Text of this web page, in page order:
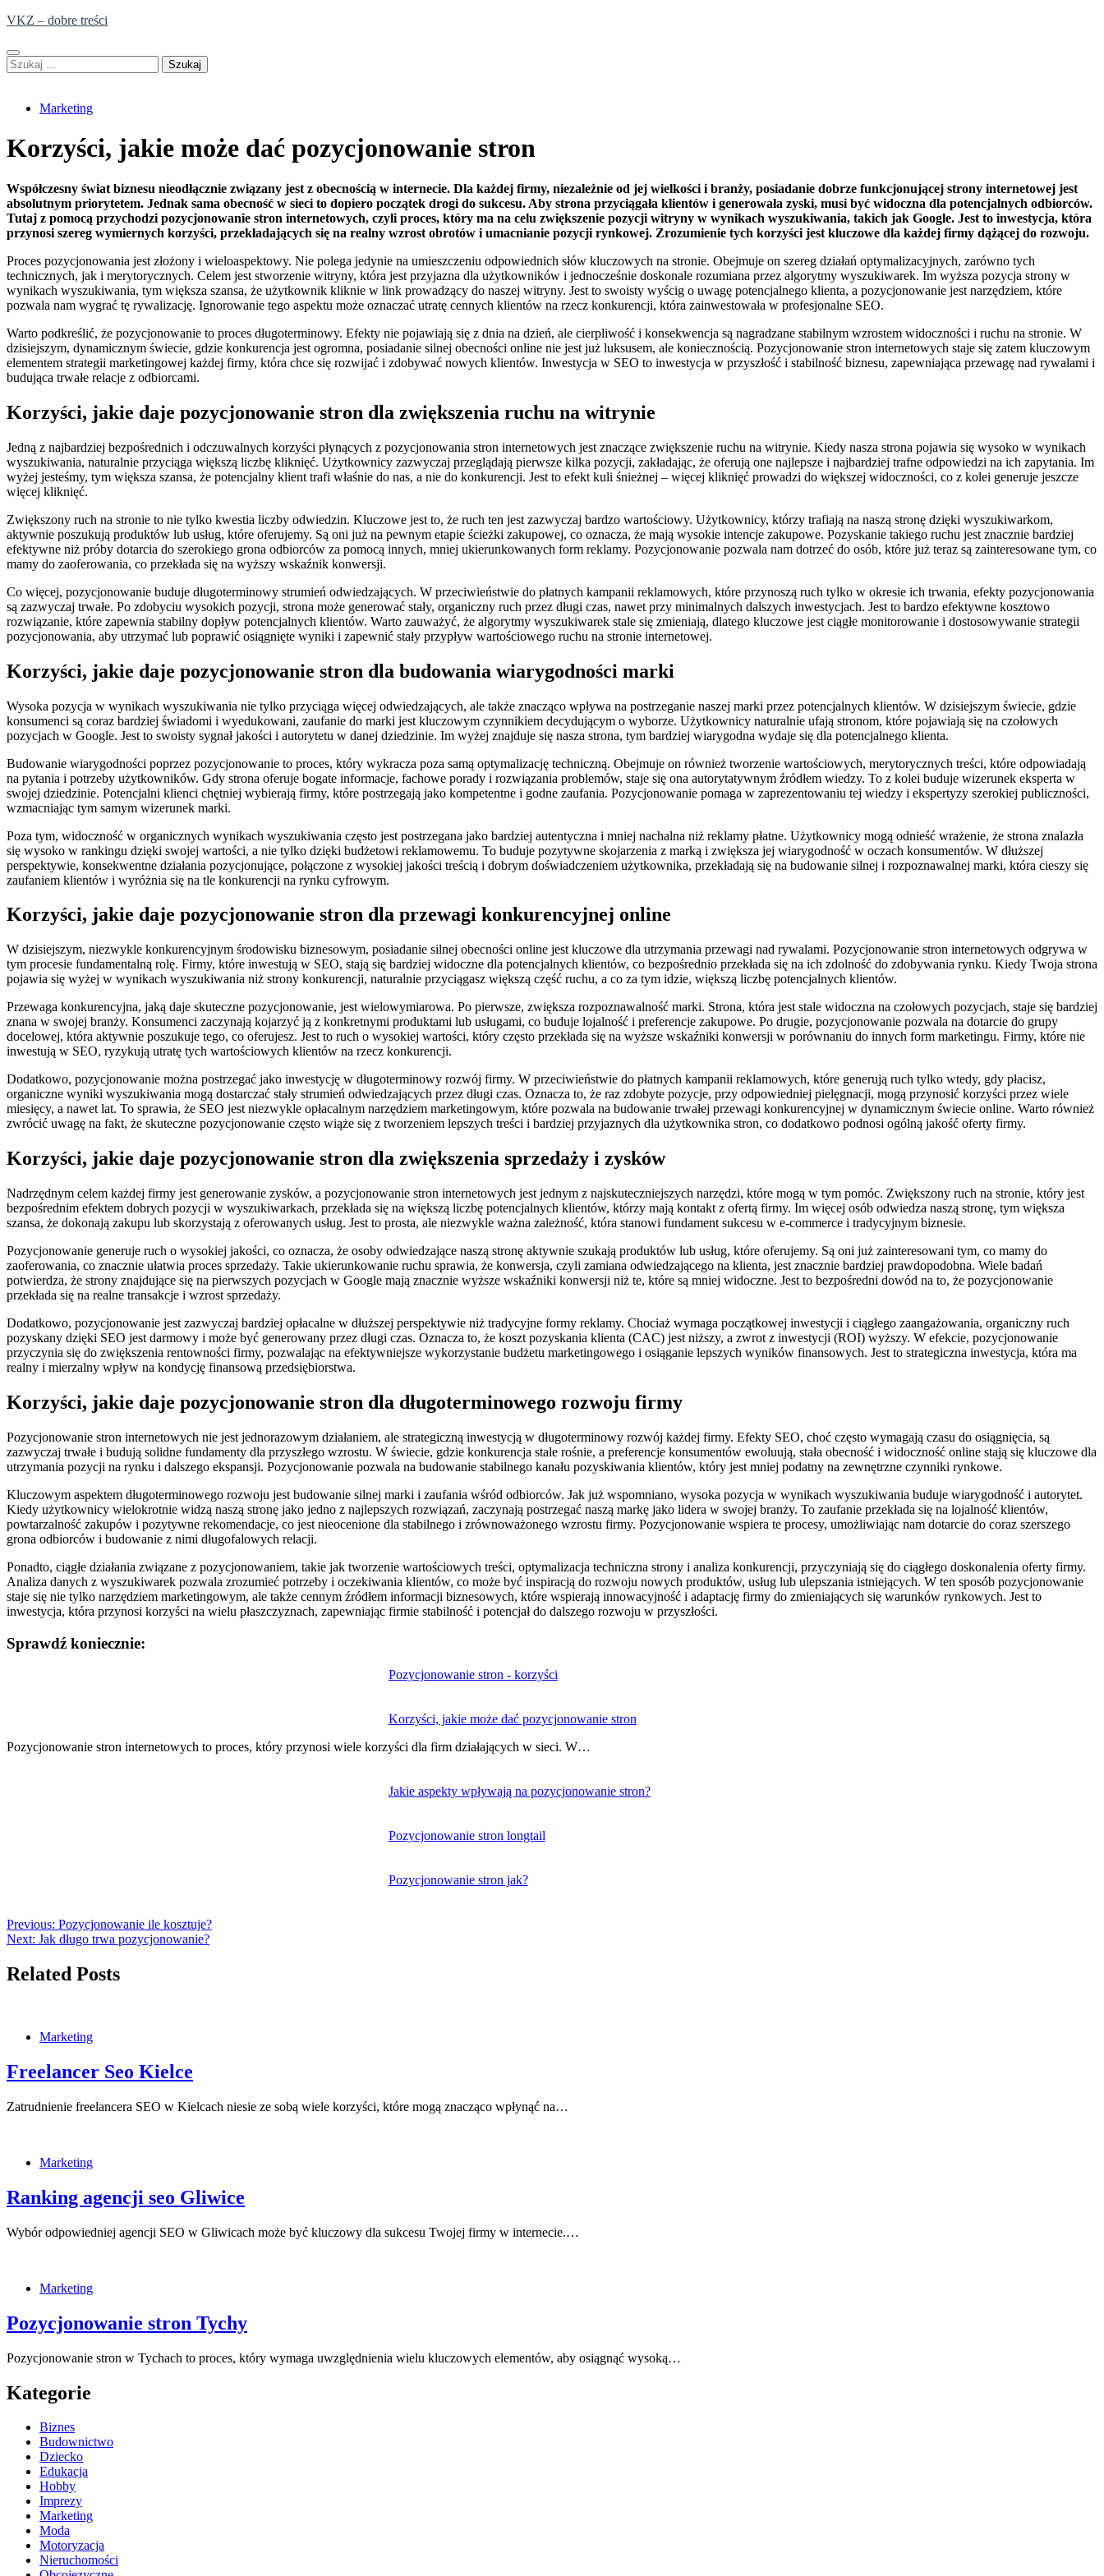
Skip
content
VKZ – dobre treści
Szukaj:
Marketing
Korzyści, jakie może dać pozycjonowanie stron
Współczesny świat biznesu nieodłącznie związany jest z obecnością w internecie. Dla każdej firmy, niezależnie od jej wielkości i branży, posiadanie dobrze funkcjonującej strony internetowej jest
absolutnym priorytetem. Jednak sama obecność w sieci to dopiero początek drogi do sukcesu. Aby strona przyciągała klientów i generowała zyski, musi być widoczna dla potencjalnych odbiorców.
Tutaj z pomocą przychodzi pozycjonowanie stron internetowych, czyli proces, który ma na celu zwiększenie pozycji witryny w wynikach wyszukiwania, takich jak Google. Jest to inwestycja, która
przynosi szereg wymiernych korzyści, przekładających się na realny wzrost obrotów i umacnianie pozycji rynkowej. Zrozumienie tych korzyści jest kluczowe dla każdej firmy dążącej do rozwoju.
Proces pozycjonowania jest złożony i wieloaspektowy. Nie polega jedynie na umieszczeniu odpowiednich słów kluczowych na stronie. Obejmuje on szereg działań optymalizacyjnych, zarówno tych
technicznych, jak i merytorycznych. Celem jest stworzenie witryny, która jest przyjazna dla użytkowników i jednocześnie doskonale rozumiana przez algorytmy wyszukiwarek. Im wyższa pozycja strony w
wynikach wyszukiwania, tym większa szansa, że użytkownik kliknie w link prowadzący do naszej witryny. Jest to swoisty wyścig o uwagę potencjalnego klienta, a pozycjonowanie jest narzędziem, które
pozwala nam wygrać tę rywalizację. Ignorowanie tego aspektu może oznaczać utratę cennych klientów na rzecz konkurencji, która zainwestowała w profesjonalne SEO.
Warto podkreślić, że pozycjonowanie to proces długoterminowy. Efekty nie pojawiają się z dnia na dzień, ale cierpliwość i konsekwencja są nagradzane stabilnym wzrostem widoczności i ruchu na stronie. W
dzisiejszym, dynamicznym świecie, gdzie konkurencja jest ogromna, posiadanie silnej obecności online nie jest już luksusem, ale koniecznością. Pozycjonowanie stron internetowych staje się zatem kluczowym
elementem strategii marketingowej każdej firmy, która chce się rozwijać i zdobywać nowych klientów. Inwestycja w SEO to inwestycja w przyszłość i stabilność biznesu, zapewniająca przewagę nad rywalami i
budująca trwałe relacje z odbiorcami.
Korzyści, jakie daje pozycjonowanie stron dla zwiększenia ruchu na witrynie
Jedną z najbardziej bezpośrednich i odczuwalnych korzyści płynących z pozycjonowania stron internetowych jest znaczące zwiększenie ruchu na witrynie. Kiedy nasza strona pojawia się wysoko w wynikach
wyszukiwania, naturalnie przyciąga większą liczbę kliknięć. Użytkownicy zazwyczaj przeglądają pierwsze kilka pozycji, zakładając, że oferują one najlepsze i najbardziej trafne odpowiedzi na ich zapytania. Im
wyżej jesteśmy, tym większa szansa, że potencjalny klient trafi właśnie do nas, a nie do konkurencji. Jest to efekt kuli śnieżnej – więcej kliknięć prowadzi do większej widoczności, co z kolei generuje jeszcze
więcej kliknięć.
Zwiększony ruch na stronie to nie tylko kwestia liczby odwiedzin. Kluczowe jest to, że ruch ten jest zazwyczaj bardzo wartościowy. Użytkownicy, którzy trafiają na naszą stronę dzięki wyszukiwarkom,
aktywnie poszukują produktów lub usług, które oferujemy. Są oni już na pewnym etapie ścieżki zakupowej, co oznacza, że mają wysokie intencje zakupowe. Pozyskanie takiego ruchu jest znacznie bardziej
efektywne niż próby dotarcia do szerokiego grona odbiorców za pomocą innych, mniej ukierunkowanych form reklamy. Pozycjonowanie pozwala nam dotrzeć do osób, które już teraz są zainteresowane tym, co
mamy do zaoferowania, co przekłada się na wyższy wskaźnik konwersji.
Co więcej, pozycjonowanie buduje długoterminowy strumień odwiedzających. W przeciwieństwie do płatnych kampanii reklamowych, które przynoszą ruch tylko w okresie ich trwania, efekty pozycjonowania
są zazwyczaj trwałe. Po zdobyciu wysokich pozycji, strona może generować stały, organiczny ruch przez długi czas, nawet przy minimalnych dalszych inwestycjach. Jest to bardzo efektywne kosztowo
rozwiązanie, które zapewnia stabilny dopływ potencjalnych klientów. Warto zauważyć, że algorytmy wyszukiwarek stale się zmieniają, dlatego kluczowe jest ciągłe monitorowanie i dostosowywanie strategii
pozycjonowania, aby utrzymać lub poprawić osiągnięte wyniki i zapewnić stały przypływ wartościowego ruchu na stronie internetowej.
Korzyści, jakie daje pozycjonowanie stron dla budowania wiarygodności marki
Wysoka pozycja w wynikach wyszukiwania nie tylko przyciąga więcej odwiedzających, ale także znacząco wpływa na postrzeganie naszej marki przez potencjalnych klientów. W dzisiejszym świecie, gdzie
konsumenci są coraz bardziej świadomi i wyedukowani, zaufanie do marki jest kluczowym czynnikiem decydującym o wyborze. Użytkownicy naturalnie ufają stronom, które pojawiają się na czołowych
pozycjach w Google. Jest to swoisty sygnał jakości i autorytetu w danej dziedzinie. Im wyżej znajduje się nasza strona, tym bardziej wiarygodna wydaje się dla potencjalnego klienta.
Budowanie wiarygodności poprzez pozycjonowanie to proces, który wykracza poza samą optymalizację techniczną. Obejmuje on również tworzenie wartościowych, merytorycznych treści, które odpowiadają
na pytania i potrzeby użytkowników. Gdy strona oferuje bogate informacje, fachowe porady i rozwiązania problemów, staje się ona autorytatywnym źródłem wiedzy. To z kolei buduje wizerunek eksperta w
swojej dziedzinie. Potencjalni klienci chętniej wybierają firmy, które postrzegają jako kompetentne i godne zaufania. Pozycjonowanie pomaga w zaprezentowaniu tej wiedzy i ekspertyzy szerokiej publiczności,
wzmacniając tym samym wizerunek marki.
Poza tym, widoczność w organicznych wynikach wyszukiwania często jest postrzegana jako bardziej autentyczna i mniej nachalna niż reklamy płatne. Użytkownicy mogą odnieść wrażenie, że strona znalazła
się wysoko w rankingu dzięki swojej wartości, a nie tylko dzięki budżetowi reklamowemu. To buduje pozytywne skojarzenia z marką i zwiększa jej wiarygodność w oczach konsumentów. W dłuższej
perspektywie, konsekwentne działania pozycjonujące, połączone z wysokiej jakości treścią i dobrym doświadczeniem użytkownika, przekładają się na budowanie silnej i rozpoznawalnej marki, która cieszy się
zaufaniem klientów i wyróżnia się na tle konkurencji na rynku cyfrowym.
Korzyści, jakie daje pozycjonowanie stron dla przewagi konkurencyjnej online
W dzisiejszym, niezwykle konkurencyjnym środowisku biznesowym, posiadanie silnej obecności online jest kluczowe dla utrzymania przewagi nad rywalami. Pozycjonowanie stron internetowych odgrywa w
tym procesie fundamentalną rolę. Firmy, które inwestują w SEO, stają się bardziej widoczne dla potencjalnych klientów, co bezpośrednio przekłada się na ich zdolność do zdobywania rynku. Kiedy Twoja strona
pojawia się wyżej w wynikach wyszukiwania niż strony konkurencji, naturalnie przyciągasz większą część ruchu, a co za tym idzie, większą liczbę potencjalnych klientów.
Przewaga konkurencyjna, jaką daje skuteczne pozycjonowanie, jest wielowymiarowa. Po pierwsze, zwiększa rozpoznawalność marki. Strona, która jest stale widoczna na czołowych pozycjach, staje się bardziej
znana w swojej branży. Konsumenci zaczynają kojarzyć ją z konkretnymi produktami lub usługami, co buduje lojalność i preferencje zakupowe. Po drugie, pozycjonowanie pozwala na dotarcie do grupy
docelowej, która aktywnie poszukuje tego, co oferujesz. Jest to ruch o wysokiej wartości, który często przekłada się na wyższe wskaźniki konwersji w porównaniu do innych form marketingu. Firmy, które nie
inwestują w SEO, ryzykują utratę tych wartościowych klientów na rzecz konkurencji.
Dodatkowo, pozycjonowanie można postrzegać jako inwestycję w długoterminowy rozwój firmy. W przeciwieństwie do płatnych kampanii reklamowych, które generują ruch tylko wtedy, gdy płacisz,
organiczne wyniki wyszukiwania mogą dostarczać stały strumień odwiedzających przez długi czas. Oznacza to, że raz zdobyte pozycje, przy odpowiedniej pielęgnacji, mogą przynosić korzyści przez wiele
miesięcy, a nawet lat. To sprawia, że SEO jest niezwykle opłacalnym narzędziem marketingowym, które pozwala na budowanie trwałej przewagi konkurencyjnej w dynamicznym świecie online. Warto również
zwrócić uwagę na fakt, że skuteczne pozycjonowanie często wiąże się z tworzeniem lepszych treści i bardziej przyjaznych dla użytkownika stron, co dodatkowo podnosi ogólną jakość oferty firmy.
Korzyści, jakie daje pozycjonowanie stron dla zwiększenia sprzedaży i zysków
Nadrzędnym celem każdej firmy jest generowanie zysków, a pozycjonowanie stron internetowych jest jednym z najskuteczniejszych narzędzi, które mogą w tym pomóc. Zwiększony ruch na stronie, który jest
bezpośrednim efektem dobrych pozycji w wyszukiwarkach, przekłada się na większą liczbę potencjalnych klientów, którzy mają kontakt z ofertą firmy. Im więcej osób odwiedza naszą stronę, tym większa
szansa, że dokonają zakupu lub skorzystają z oferowanych usług. Jest to prosta, ale niezwykle ważna zależność, która stanowi fundament sukcesu w e-commerce i tradycyjnym biznesie.
Pozycjonowanie generuje ruch o wysokiej jakości, co oznacza, że osoby odwiedzające naszą stronę aktywnie szukają produktów lub usług, które oferujemy. Są oni już zainteresowani tym, co mamy do
zaoferowania, co znacznie ułatwia proces sprzedaży. Takie ukierunkowanie ruchu sprawia, że konwersja, czyli zamiana odwiedzającego na klienta, jest znacznie bardziej prawdopodobna. Wiele badań
potwierdza, że strony znajdujące się na pierwszych pozycjach w Google mają znacznie wyższe wskaźniki konwersji niż te, które są mniej widoczne. Jest to bezpośredni dowód na to, że pozycjonowanie
przekłada się na realne transakcje i wzrost sprzedaży.
Dodatkowo, pozycjonowanie jest zazwyczaj bardziej opłacalne w dłuższej perspektywie niż tradycyjne formy reklamy. Chociaż wymaga początkowej inwestycji i ciągłego zaangażowania, organiczny ruch
pozyskany dzięki SEO jest darmowy i może być generowany przez długi czas. Oznacza to, że koszt pozyskania klienta (CAC) jest niższy, a zwrot z inwestycji (ROI) wyższy. W efekcie, pozycjonowanie
przyczynia się do zwiększenia rentowności firmy, pozwalając na efektywniejsze wykorzystanie budżetu marketingowego i osiąganie lepszych wyników finansowych. Jest to strategiczna inwestycja, która ma
realny i mierzalny wpływ na kondycję finansową przedsiębiorstwa.
Korzyści, jakie daje pozycjonowanie stron dla długoterminowego rozwoju firmy
Pozycjonowanie stron internetowych nie jest jednorazowym działaniem, ale strategiczną inwestycją w długoterminowy rozwój każdej firmy. Efekty SEO, choć często wymagają czasu do osiągnięcia, są
zazwyczaj trwałe i budują solidne fundamenty dla przyszłego wzrostu. W świecie, gdzie konkurencja stale rośnie, a preferencje konsumentów ewoluują, stała obecność i widoczność online stają się kluczowe dla
utrzymania pozycji na rynku i dalszego ekspansji. Pozycjonowanie pozwala na budowanie stabilnego kanału pozyskiwania klientów, który jest mniej podatny na zewnętrzne czynniki rynkowe.
Kluczowym aspektem długoterminowego rozwoju jest budowanie silnej marki i zaufania wśród odbiorców. Jak już wspomniano, wysoka pozycja w wynikach wyszukiwania buduje wiarygodność i autorytet.
Kiedy użytkownicy wielokrotnie widzą naszą stronę jako jedno z najlepszych rozwiązań, zaczynają postrzegać naszą markę jako lidera w swojej branży. To zaufanie przekłada się na lojalność klientów,
powtarzalność zakupów i pozytywne rekomendacje, co jest nieocenione dla stabilnego i zrównoważonego wzrostu firmy. Pozycjonowanie wspiera te procesy, umożliwiając nam dotarcie do coraz szerszego
grona odbiorców i budowanie z nimi długofalowych relacji.
Ponadto, ciągłe działania związane z pozycjonowaniem, takie jak tworzenie wartościowych treści, optymalizacja techniczna strony i analiza konkurencji, przyczyniają się do ciągłego doskonalenia oferty firmy.
Analiza danych z wyszukiwarek pozwala zrozumieć potrzeby i oczekiwania klientów, co może być inspiracją do rozwoju nowych produktów, usług lub ulepszania istniejących. W ten sposób pozycjonowanie
staje się nie tylko narzędziem marketingowym, ale także cennym źródłem informacji biznesowych, które wspierają innowacyjność i adaptację firmy do zmieniających się warunków rynkowych. Jest to
inwestycja, która przynosi korzyści na wielu płaszczyznach, zapewniając firmie stabilność i potencjał do dalszego rozwoju w przyszłości.
Sprawdź koniecznie:
Pozycjonowanie stron - korzyści
Korzyści, jakie może dać pozycjonowanie stron
Pozycjonowanie stron internetowych to proces, który przynosi wiele korzyści dla firm działających w sieci. W…
Jakie aspekty wpływają na pozycjonowanie stron?
Pozycjonowanie stron longtail
Pozycjonowanie stron jak?
Previous: Pozycjonowanie ile kosztuje?
Next: Jak długo trwa pozycjonowanie?
Related Posts
Marketing
Freelancer Seo Kielce
Zatrudnienie freelancera SEO w Kielcach niesie ze sobą wiele korzyści, które mogą znacząco wpłynąć na…
Marketing
Ranking agencji seo Gliwice
Wybór odpowiedniej agencji SEO w Gliwicach może być kluczowy dla sukcesu Twojej firmy w internecie.…
Marketing
Pozycjonowanie stron Tychy
Pozycjonowanie stron w Tychach to proces, który wymaga uwzględnienia wielu kluczowych elementów, aby osiągnąć wysoką…
Kategorie
Biznes
Budownictwo
Dziecko
Edukacja
Hobby
Imprezy
Marketing
Moda
Motoryzacja
Nieruchomości